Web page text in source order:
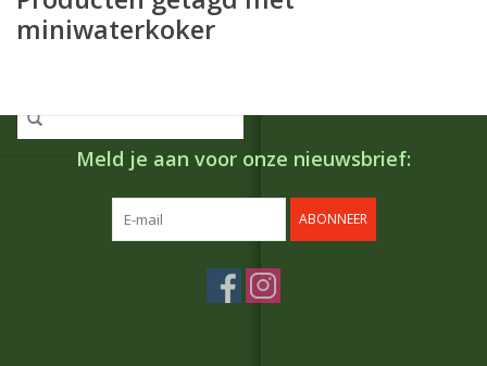
miniwaterkoker
Meld je aan voor onze nieuwsbrief:
ABONNEER